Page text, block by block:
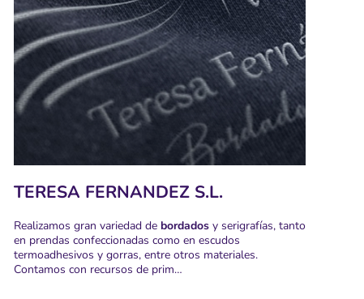
TERESA FERNANDEZ S.L.
Realizamos gran variedad de bordados y serigrafías, tanto
en prendas confeccionadas como en escudos
termoadhesivos y gorras, entre otros materiales.
Contamos con recursos de prim…